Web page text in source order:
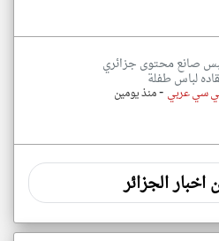
صانع محتوى جزائري
لباس طفلة
سي عربي -منذ يومين
اخبار الجزائر